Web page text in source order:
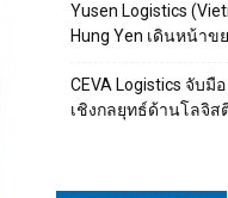
Yusen Logistics
Hung Yen เดินหน้าข
CEVA Logistics จับ
เชิงกลยุทธ์ด้านโลจิส